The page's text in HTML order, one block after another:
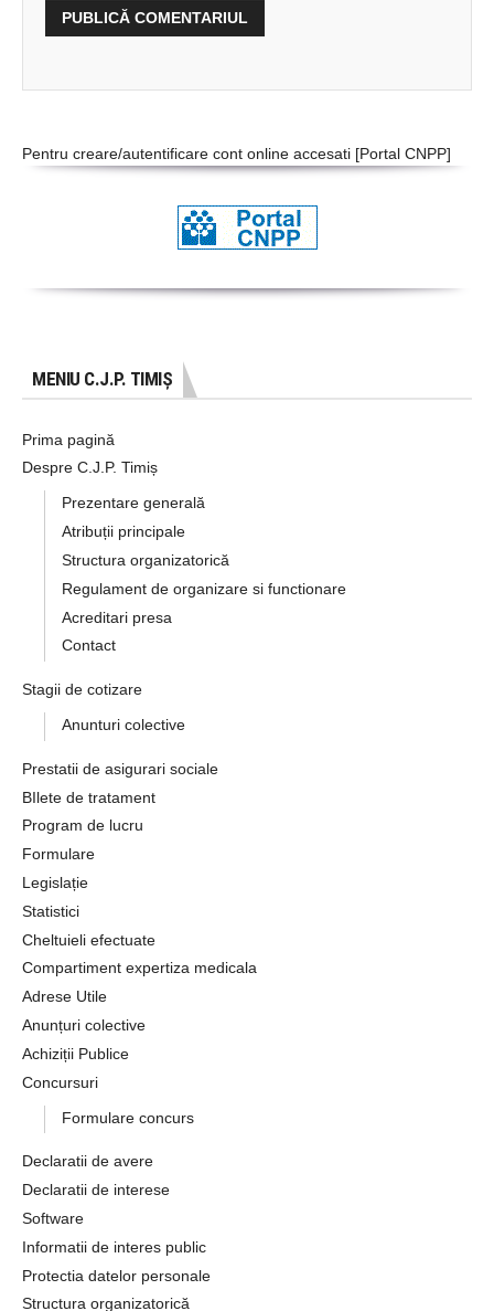
Pentru creare/autentificare cont online accesati [Portal CNPP]
MENIU C.J.P. TIMIȘ
Prima pagină
Despre C.J.P. Timiș
Prezentare generală
Atribuții principale
Structura organizatorică
Regulament de organizare si functionare
Acreditari presa
Contact
Stagii de cotizare
Anunturi colective
Prestatii de asigurari sociale
BIlete de tratament
Program de lucru
Formulare
Legislație
Statistici
Cheltuieli efectuate
Compartiment expertiza medicala
Adrese Utile
Anunțuri colective
Achiziții Publice
Concursuri
Formulare concurs
Declaratii de avere
Declaratii de interese
Software
Informatii de interes public
Protectia datelor personale
Structura organizatorică